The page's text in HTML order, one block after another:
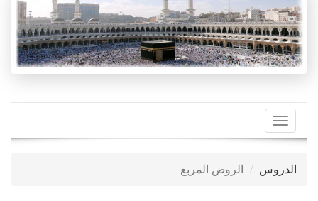
Toggle
navigation
الدروس الروض المربع